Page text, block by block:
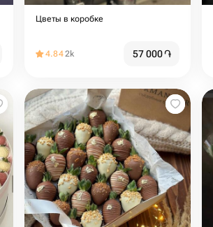
Цветы в коробке
4.842k 57 000֏